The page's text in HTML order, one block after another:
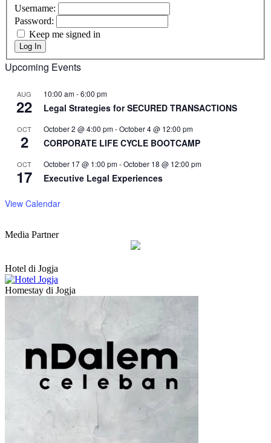
Username:
Password:
Keep me signed in
Log In
Upcoming Events
AUG
22
10:00 am-6:00 pm
Legal Strategies for SECURED TRANSACTIONS
OCT
2
October 2 @ 4:00 pm-October 4 @ 12:00 pm
CORPORATE LIFE CYCLE BOOTCAMP
OCT
17
October 17 @ 1:00 pm-October 18 @ 12:00 pm
Executive Legal Experiences
View Calendar
Media Partner
Hotel di Jogja
Homestay di Jogja